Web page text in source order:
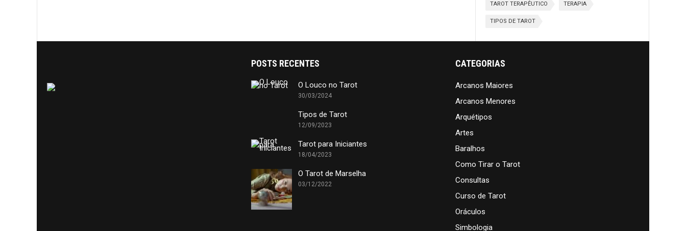
TAROT TERAPÊUTICO TERAPIA
TIPOS DE TAROT
POSTS RECENTES
O Louco no Tarot
30/03/2024
Tipos de Tarot
12/09/2023
Tarot para Iniciantes
18/04/2023
O Tarot de Marselha
03/12/2022
CATEGORIAS
Arcanos Maiores
Arcanos Menores
Arquétipos
Artes
Baralhos
Como Tirar o Tarot
Consultas
Curso de Tarot
Oráculos
Simbologia